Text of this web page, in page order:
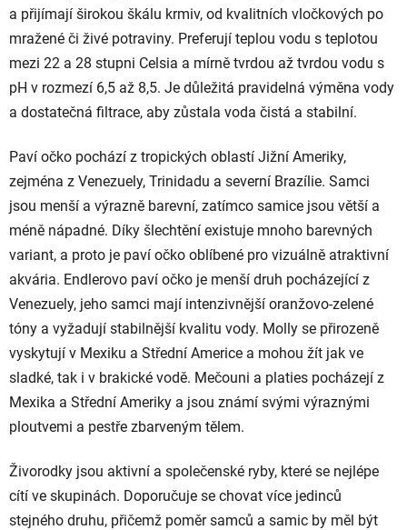
a přijímají širokou škálu krmiv, od kvalitních vločkových po
mražené či živé potraviny. Preferují teplou vodu s teplotou
mezi 22 a 28 stupni Celsia a mírně tvrdou až tvrdou vodu s
pH v rozmezí 6,5 až 8,5. Je důležitá pravidelná výměna vody
a dostatečná filtrace, aby zůstala voda čistá a stabilní.
Paví očko pochází z tropických oblastí Jižní Ameriky,
zejména z Venezuely, Trinidadu a severní Brazílie. Samci
jsou menší a výrazně barevní, zatímco samice jsou větší a
méně nápadné. Díky šlechtění existuje mnoho barevných
variant, a proto je paví očko oblíbené pro vizuálně atraktivní
akvária. Endlerovo paví očko je menší druh pocházející z
Venezuely, jeho samci mají intenzivnější oranžovo-zelené
tóny a vyžadují stabilnější kvalitu vody. Molly se přirozeně
vyskytují v Mexiku a Střední Americe a mohou žít jak ve
sladké, tak i v brakické vodě. Mečouni a platies pocházejí z
Mexika a Střední Ameriky a jsou známí svými výraznými
ploutvemi a pestře zbarveným tělem.
Živorodky jsou aktivní a společenské ryby, které se nejlépe
cítí ve skupinách. Doporučuje se chovat více jedinců
stejného druhu, přičemž poměr samců a samic by měl být